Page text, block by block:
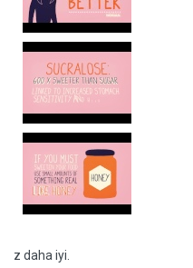
z daha iyi.